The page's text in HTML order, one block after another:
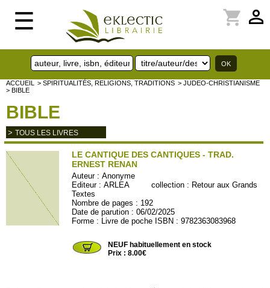
☰ perm_identity
shopping_cart
ACCUEIL > SPIRITUALITÉS, RELIGIONS, TRADITIONS > JUDEO-CHRISTIANISME
> BIBLE
BIBLE
> TOUS LES LIVRES
LE CANTIQUE DES CANTIQUES - TRAD.
ERNEST RENAN
Auteur :Anonyme
Editeur :ARLEA collection : Retour aux Grands
Textes
Nombre de pages : 192
Date de parution : 06/02/2025
Forme : Livre de poche ISBN : 9782363083968
NEUF habituellement en stock
Prix : 8.00€